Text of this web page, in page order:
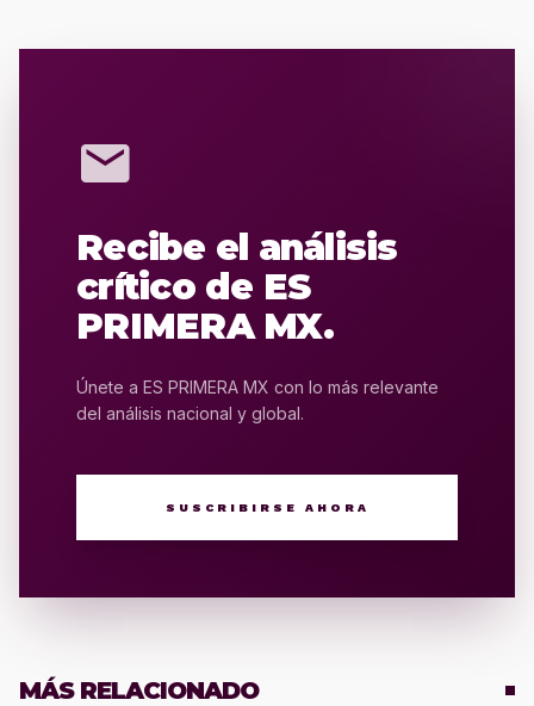
mail
Recibe el análisis
crítico de ES
PRIMERA MX.
Únete a ES PRIMERA MX con lo más relevante
del análisis nacional y global.
SUSCRIBIRSE AHORA
MÁS RELACIONADO